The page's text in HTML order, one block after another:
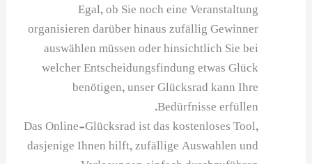
Egal, ob Sie noch eine Veranstaltung
organisieren darüber hinaus zufällig Gewinner
auswählen müssen oder hinsichtlich Sie bei
welcher Entscheidungsfindung etwas Glück
benötigen, unser Glücksrad kann Ihre
Bedürfnisse erfüllen.
Das Online-Glücksrad ist das kostenloses Tool,
dasjenige Ihnen hilft, zufällige Auswahlen und